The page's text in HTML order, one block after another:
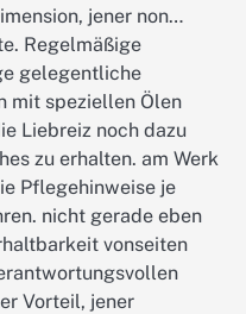
jener non…
Regelmäßige
gelegentliche
mit speziellen Ölen
Liebreiz noch dazu
zu erhalten. am Werk
Pflegehinweise je
nicht gerade eben
vonseiten
Vorteil, jener